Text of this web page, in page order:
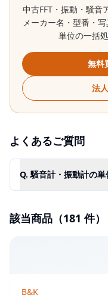
中古FFT・振動・騒音
メーカー名・型番・
単位の一括
無料
法
よくあるご質問
Q.騒音計・振動計の
該当商品（181 件）
B&K